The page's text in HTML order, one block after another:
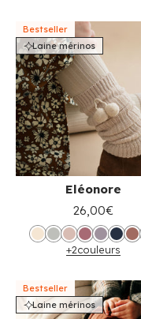
Bestseller
Laine mérinos
Eléonore
26,00€
+2couleurs
Bestseller
Laine mérinos